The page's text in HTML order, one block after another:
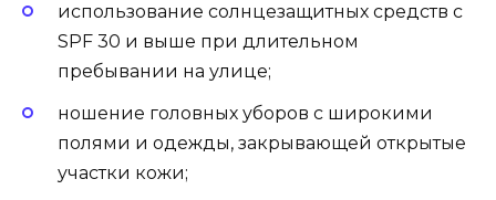
использование солнцезащитных средств с
SPF 30 и выше при длительном
пребывании на улице;
ношение головных уборов с широкими
полями и одежды, закрывающей открытые
участки кожи;